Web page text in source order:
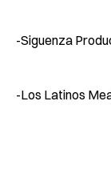
-Siguenza
-Los Latinos